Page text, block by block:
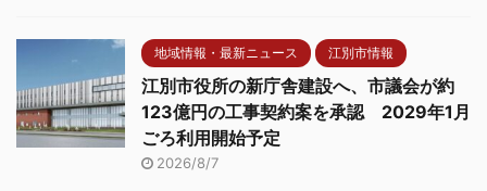
地域情報・最新ニュース 江別市情報
江別市役所の新庁舎建設へ、市議会が約
123億円の工事契約案を承認 2029年1月
ごろ利用開始予定
2026/8/7